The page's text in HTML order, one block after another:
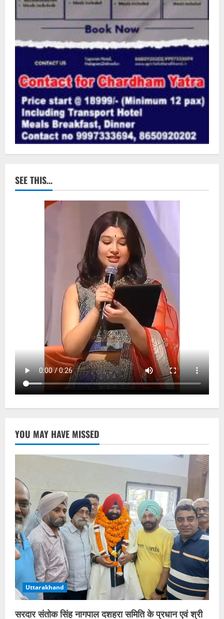
SEE THIS…
YOU MAY HAVE MISSED
Uttarakhand
सरदार संतोक सिंह नागपाल दशहरा समिति के प्रधान एवं श्री